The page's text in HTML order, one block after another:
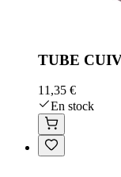
TUBE
11,35 €
En stock